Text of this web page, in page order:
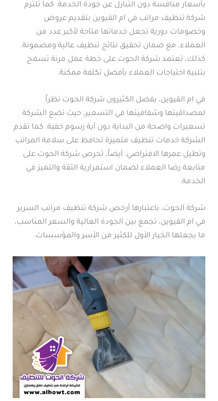
بأسعار منافسة دون التنازل عن جودة الخدمة. كما تلتزم
شركة تنظيف مراتب في ام القيوين بتقديم عروض
وخصومات دورية تجعل خدماتها متاحة لأكبر عدد من
العملاء، مع ضمان تحقيق نتائج تنظيف عالية ومضمونة.
كذلك، تعتمد شركة الحوت على خطة عمل مرنة تسمح
بتلبية احتياجات العملاء بأفضل تكلفة ممكنة.
في ام القيوين، يفضل الكثيرون شركة الحوت نظراً
لمصداقيتها وشفافيتها في التسعير، حيث تضع الشركة
تسعيرات واضحة من البداية دون أية رسوم خفية. كما تقدم
الشركة خدمات تنظيف متميزة تحافظ على سلامة المراتب
وتطيل عمرها الافتراضي. أيضاً، تحرص شركة الحوت على
متابعة رضا العملاء لضمان استمرارية الثقة والتميز في
الخدمة.
شركة الحوت، باعتبارها أرخص شركة تنظيف مراتب السرير
في ام القيوين، تجمع بين الجودة العالية والسعر المناسب،
ما يجعلها الخيار الأول للكثير من الأسر والمؤسسات.